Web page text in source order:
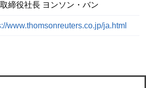
締役社長 ヨンソン・バン
www.thomsonreuters.co.jp/ja.html